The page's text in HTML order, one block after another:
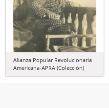
Alianza Popular Revolucionaria
Americana-APRA (Colección)